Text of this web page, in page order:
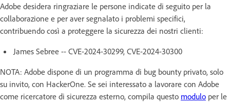
Adobe desidera ringraziare le persone indicate di seguito per la
collaborazione e per aver segnalato i problemi specifici,
contribuendo così a proteggere la sicurezza dei nostri clienti:
James Sebree -- CVE-2024-30299, CVE-2024-30300
NOTA: Adobe dispone di un programma di bug bounty privato, solo
su invito, con HackerOne. Se sei interessato a lavorare con Adobe
come ricercatore di sicurezza esterno, compila questo modulo per le